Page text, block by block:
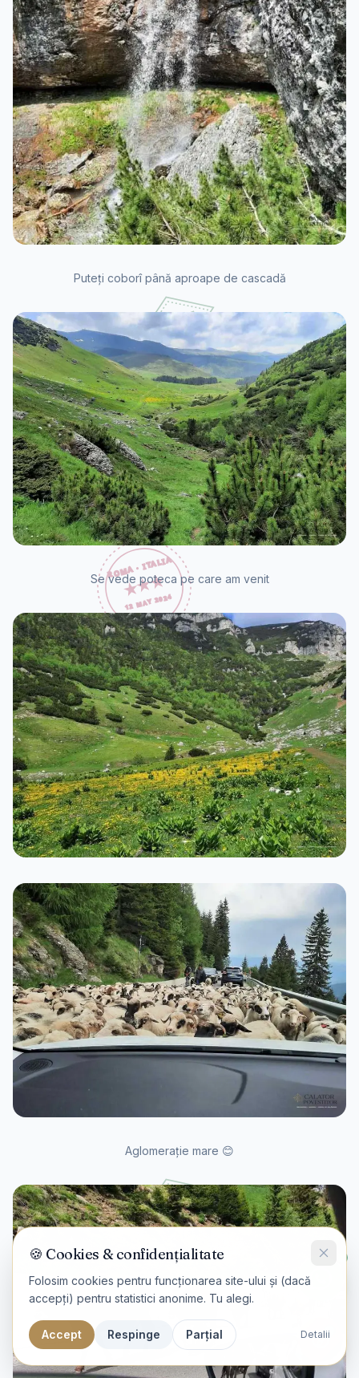
Puteți coborî până aproape de cascadă
Se vede poteca pe care am venit
Aglomerație mare 😊
🍪 Cookies & confidențialitate
Folosim cookies pentru funcționarea site-ului și (dacă
accepți) pentru statistici anonime. Tu alegi.
Accept Respinge Parțial Detalii